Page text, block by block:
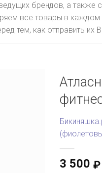
брендов, а также
все товары в каждом
тем, как отправить их
3 500 ₽